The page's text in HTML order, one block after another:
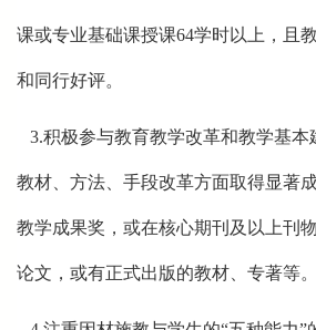
课或专业基础课授课64学时以上，且
和同行好评。
3.积极参与教育教学改革和教学基本
教材、方法、手段改革方面取得显著
教学成果奖，或在核心期刊及以上刊
论文，或有正式出版的教材、专著等。